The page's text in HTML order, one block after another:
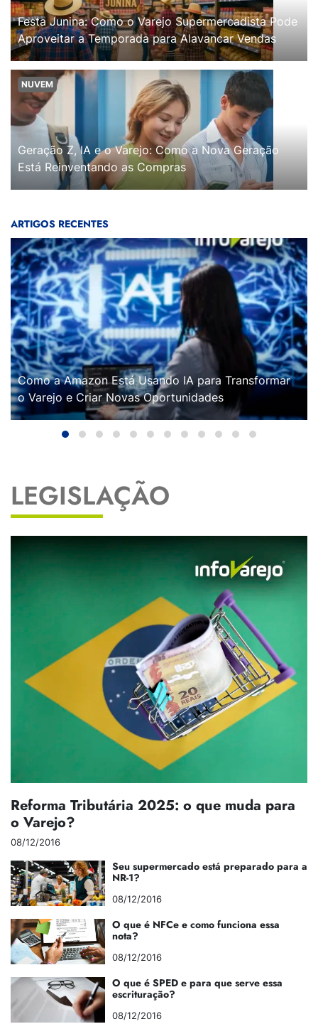
Festa Junina: Como o Varejo Supermercadista Pode
Aproveitar a Temporada para Alavancar Vendas
NUVEM
Geração Z, IA e o Varejo: Como a Nova Geração
Está Reinventando as Compras
ARTIGOS RECENTES
Como a Amazon Está Usando IA para Transformar
o Varejo e Criar Novas Oportunidades
LEGISLAÇÃO
Reforma Tributária 2025: o que muda para
o Varejo?
08/12/2016
Seu supermercado está preparado para a
NR-1?
08/12/2016
O que é NFCe e como funciona essa
nota?
08/12/2016
O que é SPED e para que serve essa
escrituração?
08/12/2016